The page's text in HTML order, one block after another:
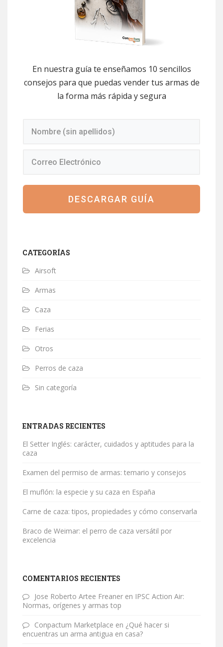
En nuestra guía te enseñamos 10 sencillos
consejos para que puedas vender tus armas de
la forma más rápida y segura
DESCARGAR GUÍA
CATEGORÍAS
Airsoft
Armas
Caza
Ferias
Otros
Perros de caza
Sin categoría
ENTRADAS RECIENTES
El Setter Inglés: carácter, cuidados y aptitudes para la
caza
Examen del permiso de armas: temario y consejos
El muflón: la especie y su caza en España
Carne de caza: tipos, propiedades y cómo conservarla
Braco de Weimar: el perro de caza versátil por
excelencia
COMENTARIOS RECIENTES
Jose Roberto Artee Freaner en IPSC Action Air:
Normas, orígenes y armas top
Conpactum Marketplace en ¿Qué hacer si
encuentras un arma antigua en casa?